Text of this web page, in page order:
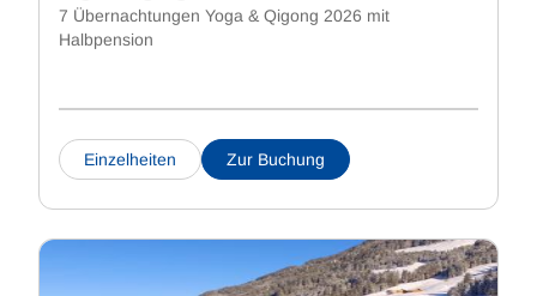
7 Übernachtungen Yoga & Qigong 2026 mit
Halbpension
Einzelheiten Zur Buchung